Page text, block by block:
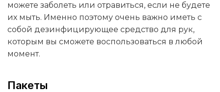
можете заболеть или отравиться, если не будете
их мыть. Именно поэтому очень важно иметь с
собой дезинфицирующее средство для рук,
которым вы сможете воспользоваться в любой
момент.
Пакеты